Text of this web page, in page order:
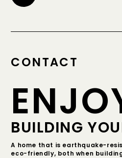
CONTACT
BUILDING
A home that is earthquake-
eco-friendly, both when